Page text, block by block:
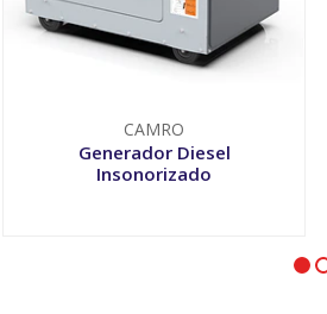
CAMRO
Generador Diesel
Insonorizado